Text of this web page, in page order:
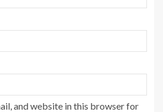
and website in this browser for